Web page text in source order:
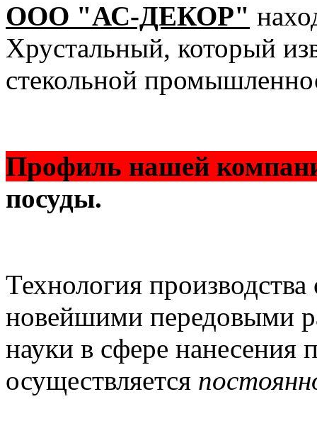
ООО "АС-ДЕКОР"
Хрустальный, который
стекольной
Профиль нашей
посуды.
Технология производства
новейшими передовыми
науки в сфере нанесения
осуществляется